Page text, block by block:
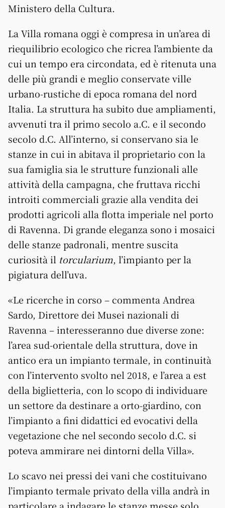
Ministero della Cultura.
La Villa romana oggi è compresa in un’area di
riequilibrio ecologico che ricrea l’ambiente da
cui un tempo era circondata, ed è ritenuta una
delle più grandi e meglio conservate ville
urbano-rustiche di epoca romana del nord
Italia. La struttura ha subito due ampliamenti,
avvenuti tra il primo secolo a.C. e il secondo
secolo d.C. All’interno, si conservano sia le
stanze in cui in abitava il proprietario con la
sua famiglia sia le strutture funzionali alle
attività della campagna, che fruttava ricchi
introiti commerciali grazie alla vendita dei
prodotti agricoli alla flotta imperiale nel porto
di Ravenna. Di grande eleganza sono i mosaici
delle stanze padronali, mentre suscita
curiosità il torcularium, l’impianto per la
pigiatura dell’uva.
«Le ricerche in corso – commenta Andrea
Sardo, Direttore dei Musei nazionali di
Ravenna – interesseranno due diverse zone:
l’area sud-orientale della struttura, dove in
antico era un impianto termale, in continuità
con l’intervento svolto nel 2018, e l’area a est
della biglietteria, con lo scopo di individuare
un settore da destinare a orto-giardino, con
l’impianto a fini didattici ed evocativi della
vegetazione che nel secondo secolo d.C. si
poteva ammirare nei dintorni della Villa».
Lo scavo nei pressi dei vani che costituivano
l’impianto termale privato della villa andrà in
particolare a indagare le stanze messe solo